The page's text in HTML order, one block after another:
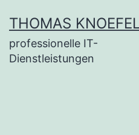
Inhalt
springen
THOMAS
professionelle IT-
Dienstleistungen